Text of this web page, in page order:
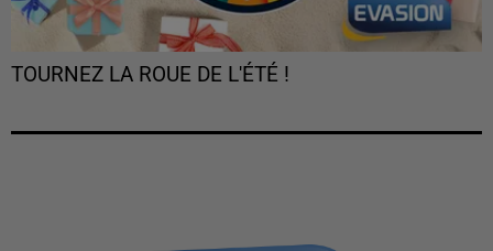
TOURNEZ LA ROUE DE L'ÉTÉ !